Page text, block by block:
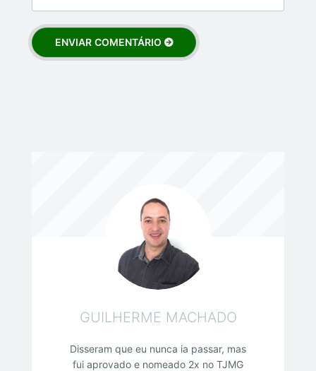
GUILHERME MACHADO
Disseram que eu nunca ia passar, mas
fui aprovado e nomeado 2x no TJMG